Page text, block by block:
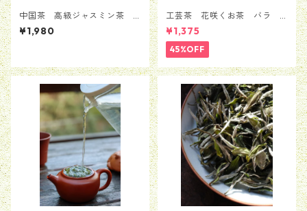
中国茶 高級ジャスミン茶
茉莉花茶 ジャスミンティ
ー 25g
¥1,980
工芸茶 花咲くお茶 バラ
ローズ 5粒セット（1種類*5
粒）
¥1,375
45%OFF